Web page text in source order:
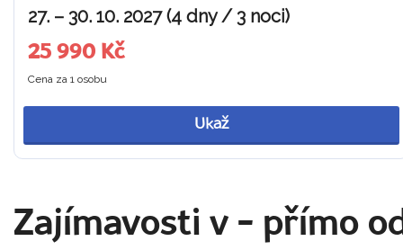
27. – 30. 10. 2027 (4 dny / 3 noci)
25 990 Kč
Cena za 1 osobu
Ukaž
Zajímavosti v - přímo